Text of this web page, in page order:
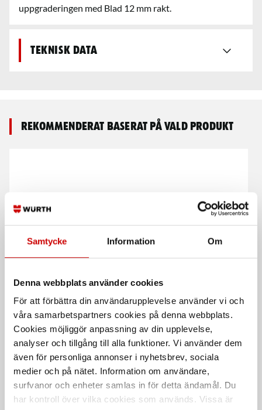
Samtycke Information Om
Denna webbplats använder cookies
För att förbättra din användarupplevelse använder vi och
våra samarbetspartners cookies på denna webbplats.
Cookies möjliggör anpassning av din upplevelse,
analyser och tillgång till alla funktioner. Vi använder dem
även för personliga annonser i nyhetsbrev, sociala
medier och på nätet. Information om användare,
surfvanor och enheter samlas in för detta ändamål. Du
har kontroll över vilka cookies som används. Vissa är
uppgraderingen med Blad 12 mm rakt.
Teknisk data
Rekommenderat baserat på vald produkt
Blad 16 mm rakt
Till skraphandtag 071566411
Blad 20 mm rakt
Till skraphandtag 071566411
Blad 16 mm vinklat
Skraphandtag 2-